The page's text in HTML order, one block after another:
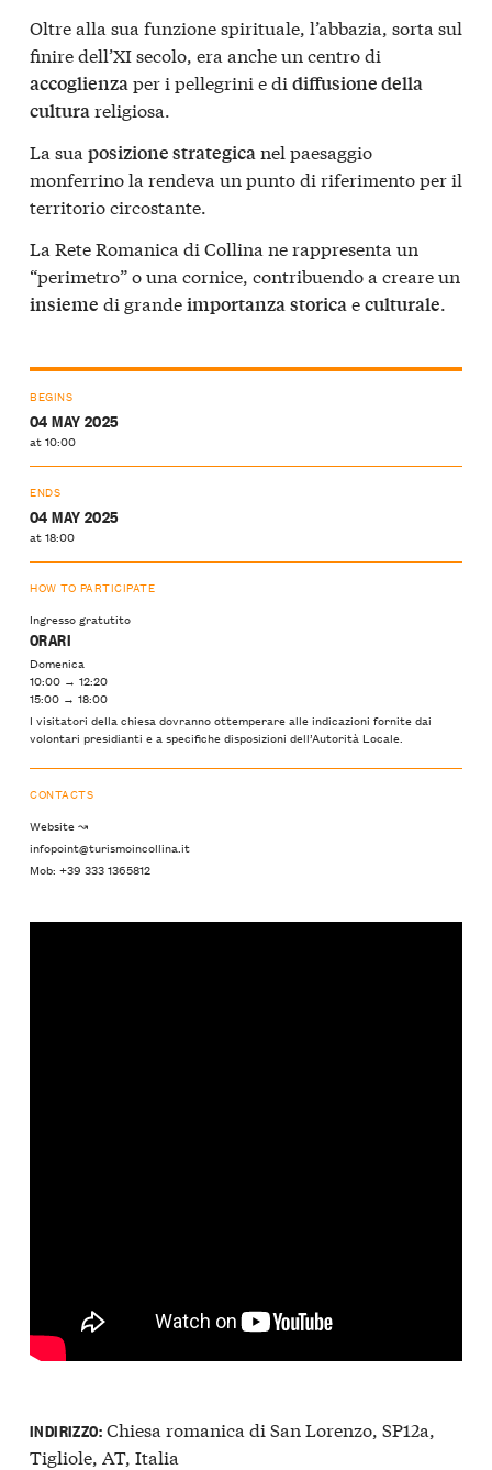
Oltre alla sua funzione spirituale, l’abbazia, sorta sul
finire dell’XI secolo, era anche un centro di
accoglienzaper i pellegrini e di diffusione della
culturareligiosa.
La sua posizione strategicanel paesaggio
monferrino la rendeva un punto di riferimento per il
territorio circostante.
La Rete Romanica di Collina ne rappresenta un
“perimetro” o una cornice, contribuendo a creare un
insieme di grandeimportanza storica eculturale
BEGINS
04 MAY 2025
at 10:00
ENDS
04 MAY 2025
at 18:00
HOW TO PARTICIPATE
Ingresso gratutito
ORARI
Domenica
10:00 → 12:20
15:00 → 18:00
I visitatori della chiesa dovranno ottemperare alle indicazioni fornite dai
volontari presidianti e a specifiche disposizioni dell’Autorità Locale.
CONTACTS
Website ↝
infopoint@turismoincollina.it
Mob: +39 333 1365812
INDIRIZZO:Chiesa romanica di San Lorenzo, SP12a,
Tigliole, AT, Italia